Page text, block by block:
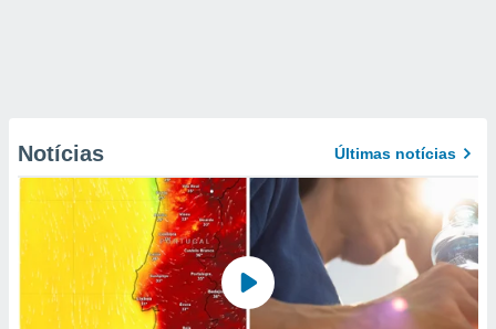
Notícias Últimas notícias